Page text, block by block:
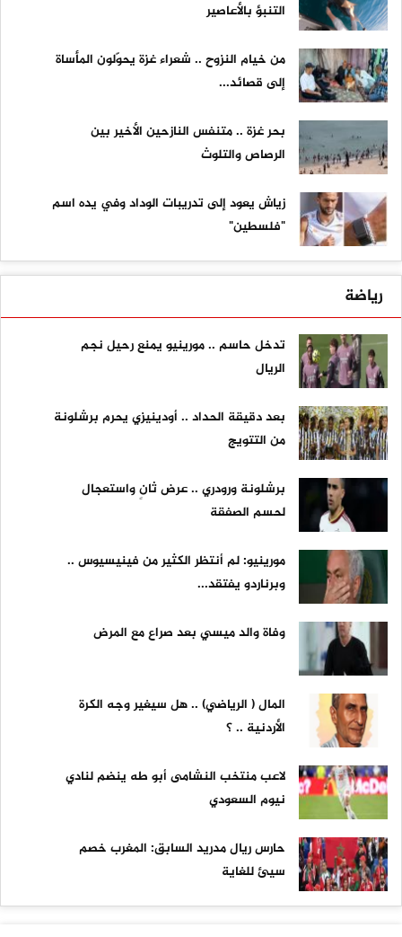
التنبؤ بالأعاصير
من خيام النزوح .. شعراء غزة يحوّلون المأساة
إلى قصائد...
بحر غزة .. متنفس النازحين الأخير بين
الرصاص والتلوث
زياش يعود إلى تدريبات الوداد وفي يده اسم
"فلسطين"
رياضة
تدخل حاسم .. مورينيو يمنع رحيل نجم
الريال
بعد دقيقة الحداد .. أودينيزي يحرم برشلونة
من التتويج
برشلونة ورودري .. عرض ثانٍ واستعجال
لحسم الصفقة
مورينيو: لم أنتظر الكثير من فينيسيوس ..
وبرناردو يفتقد...
وفاة والد ميسي بعد صراع مع المرض
المال ( الرياضي) .. هل سيغير وجه الكرة
الأردنية .. ؟
لاعب منتخب النشامى أبو طه ينضم لنادي
نيوم السعودي
حارس ريال مدريد السابق: المغرب خصم
سيئ للغاية